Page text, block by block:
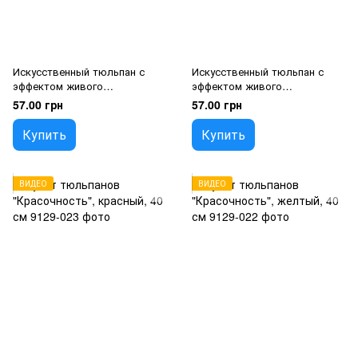
Искусственный тюльпан с
эффектом живого
прикосновения, кремово-
розовый, 45 см
57.00 грн
Купить
Искусственный тюльпан с
эффектом живого
прикосновения, оранжевый,
45 см
57.00 грн
Купить
ВИДЕО ВИДЕО